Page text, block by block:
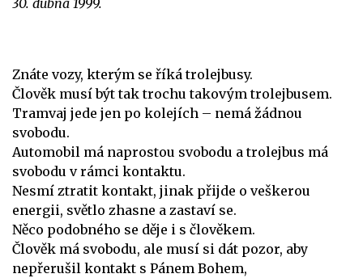
Znáte vozy, kterým se říká trolejbusy.
Člověk musí být tak trochu takovým trolejbusem.
Tramvaj jede jen po kolejích – nemá žádnou
svobodu.
Automobil má naprostou svobodu a trolejbus má
svobodu v rámci kontaktu.
Nesmí ztratit kontakt, jinak přijde o veškerou
energii, světlo zhasne a zastaví se.
Něco podobného se děje i s člověkem.
Člověk má svobodu, ale musí si dát pozor, aby
nepřerušil kontakt s Pánem Bohem,